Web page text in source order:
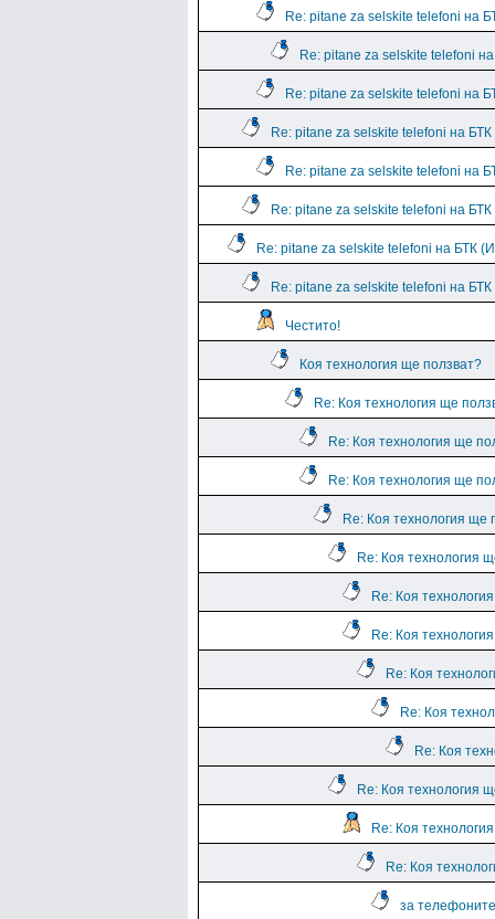
Re: pitane za selskite telefoni на
Re: pitane za selskite telefoni
Re: pitane za selskite telefoni на
Re: pitane za selskite telefoni на БТК
Re: pitane za selskite telefoni на
Re: pitane za selskite telefoni на БТК
Re: pitane za selskite telefoni на БТК
Re: pitane za selskite telefoni на
Честито!
Коя технология ще ползват?
Re: Коя технология ще
Re: Коя технология ще
Re: Коя технология ще
Re: Коя технология ще
Re: Коя технология
Re: Коя
Re: Коя
Re: Коя
Re: Коя
Re: Коя
Re: Коя технология
Re: Коя
Re: Коя
за